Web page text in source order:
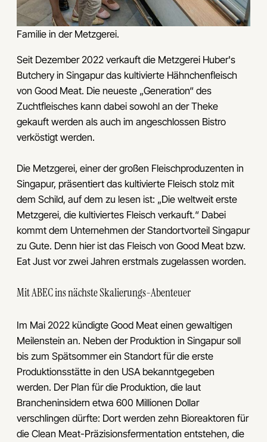
Familie in der Metzgerei.
Seit Dezember 2022 verkauft die Metzgerei Huber's
Butchery in Singapur das kultivierte Hähnchenfleisch
von Good Meat. Die neueste „Generation“ des
Zuchtfleisches kann dabei sowohl an der Theke
gekauft werden als auch im angeschlossen Bistro
verköstigt werden.
Die Metzgerei, einer der großen Fleischproduzenten in
Singapur, präsentiert das kultivierte Fleisch stolz mit
dem Schild, auf dem zu lesen ist: „Die weltweit erste
Metzgerei, die kultiviertes Fleisch verkauft.“ Dabei
kommt dem Unternehmen der Standortvorteil Singapur
zu Gute. Denn hier ist das Fleisch von Good Meat bzw.
Eat Just vor zwei Jahren erstmals zugelassen worden.
Mit ABEC ins nächste Skalierungs-Abenteuer
Im Mai 2022 kündigte Good Meat einen gewaltigen
Meilenstein an. Neben der Produktion in Singapur soll
bis zum Spätsommer ein Standort für die erste
Produktionsstätte in den USA bekanntgegeben
werden. Der Plan für die Produktion, die laut
Brancheninsidern etwa 600 Millionen Dollar
verschlingen dürfte: Dort werden zehn Bioreaktoren für
die Clean Meat-Präzisionsfermentation entstehen, die